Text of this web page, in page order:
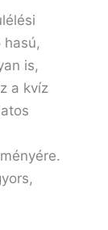
hasú,
is,
a kvíz